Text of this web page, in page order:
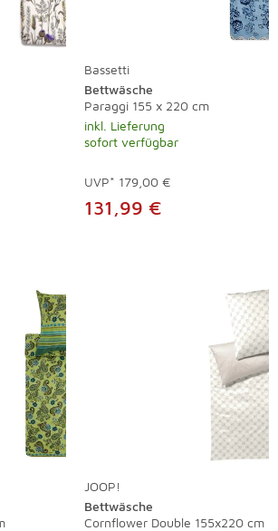
Bassetti
Bettwäsche
Paraggi 155 x 220 cm
inkl. Lieferung
sofort verfügbar
UVP* 179,00 €
131,99 €
JOOP!
Bettwäsche
Cornflower Double 155x220 cm